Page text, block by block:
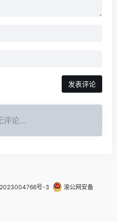
发表评论
评论...
号-3
渝公网安备